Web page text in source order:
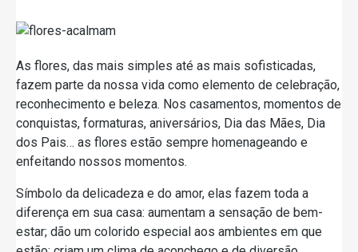
As flores, das mais simples até as mais sofisticadas,
fazem parte da nossa vida como elemento de celebração,
reconhecimento e beleza. Nos casamentos, momentos de
conquistas, formaturas, aniversários, Dia das Mães, Dia
dos Pais… as flores estão sempre homenageando e
enfeitando nossos momentos.
Símbolo da delicadeza e do amor, elas fazem toda a
diferença em sua casa: aumentam a sensação de bem-
estar; dão um colorido especial aos ambientes em que